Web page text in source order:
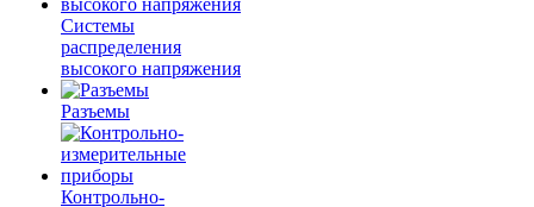
Системы
распределения
высокого напряжения
Разъемы
Контрольно-